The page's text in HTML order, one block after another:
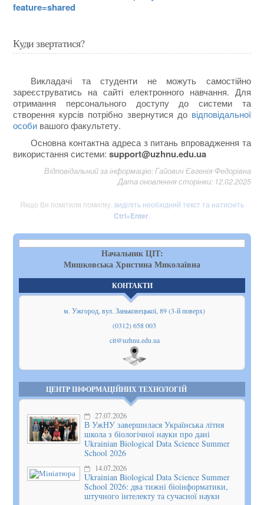
feature=shared
Куди звертатися?
Викладачі та студенти не можуть самостійно
зареєструватись на сайті електронного навчання. Для
отримання персонального доступу до системи та
створення курсів потрібно звернутися до відповідальної
особи вашого факультету.
Основна контактна адреса з питань впровадження та
використання системи:support@uzhnu.edu.ua
Відповідальний за інформацію: Гайович Євгенія Федорівна
Дата оновлення сторінки: 12.02.2025
Якщо Ви помітили помилку, виділіть необхідний текст та натисніть
Ctrl+Enter
Начальник ЦІТ:
Мишковська Христина Миколаївна
КОНТАКТИ
м. Ужгород, вул. Заньковецької, 89 (3-й поверх)
(0312) 658 003
cit@uzhnu.edu.ua
Показати
на мапі
ЦЕНТР ІНФОРМАЦІЙНИХ ТЕХНОЛОГІЙ
27.07.2026
В УжНУ завершилася Українська літня
школа з біологічної науки про дані
Ukrainian Biological Data Science Summer
School 2026
14.07.2026
Ukrainian Biological Data Science Summer
School 2026: два тижні біоінформатики,
штучного інтелекту та сучасної науки